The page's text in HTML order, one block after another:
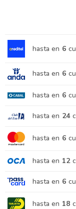
hasta en 6
hasta en 6
hasta en 6
hasta en 24
hasta en 6
hasta en 12
hasta en 6
hasta en 18